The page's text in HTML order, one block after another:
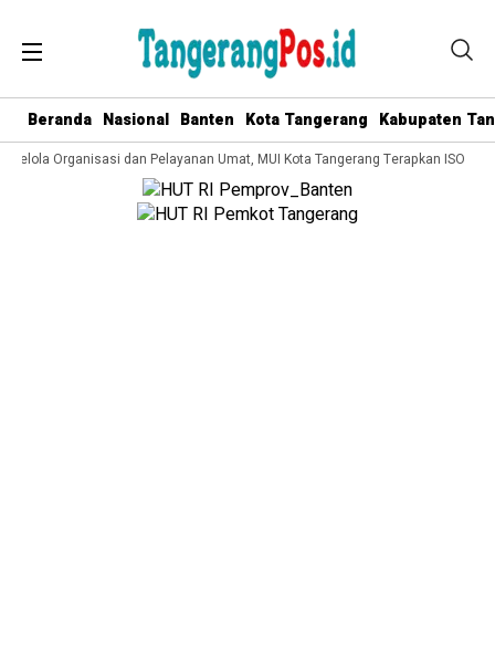
Beranda Nasional Banten Kota Tangerang Kabupaten
Organisasi dan Pelayanan Umat, MUI Kota Tangerang Terapkan ISO